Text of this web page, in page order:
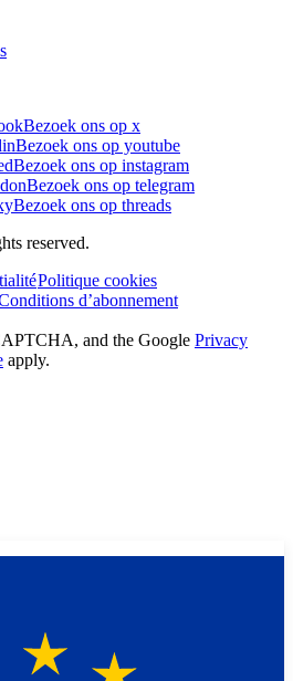
Bezoek ons op x
Bezoek ons op youtube
Bezoek ons op instagram
Bezoek ons op telegram
Bezoek ons op threads
reserved.
Politique cookies
d’abonnement
and the Google Privacy
apply.